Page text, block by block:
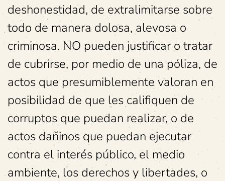
deshonestidad, de extralimitarse sobre
todo de manera dolosa, alevosa o
criminosa. NO pueden justificar o tratar
de cubrirse, por medio de una póliza, de
actos que presumiblemente valoran en
posibilidad de que les califiquen de
corruptos que puedan realizar, o de
actos dañinos que puedan ejecutar
contra el interés público, el medio
ambiente, los derechos y libertades, o